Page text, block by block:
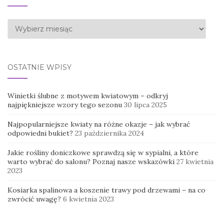
Archiwa
OSTATNIE WPISY
Winietki ślubne z motywem kwiatowym – odkryj
najpiękniejsze wzory tego sezonu 30 lipca 2025
Najpopularniejsze kwiaty na różne okazje – jak wybrać
odpowiedni bukiet? 23 października 2024
Jakie rośliny doniczkowe sprawdzą się w sypialni, a które
warto wybrać do salonu? Poznaj nasze wskazówki 27 kwietnia
2023
Kosiarka spalinowa a koszenie trawy pod drzewami – na co
zwrócić uwagę? 6 kwietnia 2023